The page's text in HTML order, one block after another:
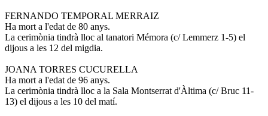
FERNANDO TEMPORAL MERRAIZ
Ha mort a l'edat de 80 anys.
La cerimònia tindrà lloc al tanatori Mémora (c/ Lemmerz 1-5) el
dijous a les 12 del migdia.
JOANA TORRES CUCURELLA
Ha mort a l'edat de 96 anys.
La cerimònia tindrà lloc a la Sala Montserrat d'Àltima (c/ Bruc 11-
13) el dijous a les 10 del matí.